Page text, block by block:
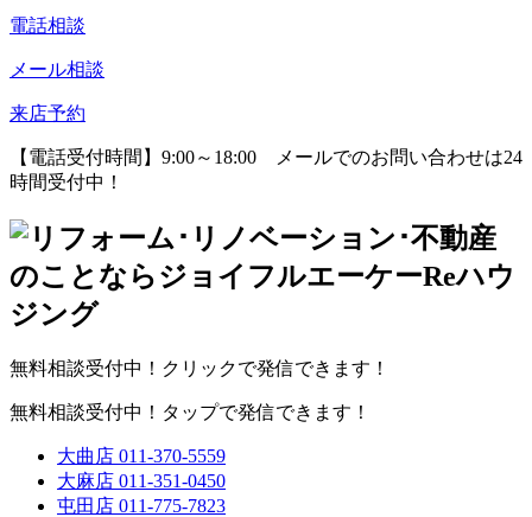
電話相談
メール相談
来店予約
【電話受付時間】9:00～18:00
メールでのお問い合わせは24
時間受付中！
無料相談受付中！クリックで発信できます！
無料相談受付中！タップで発信できます！
大曲店 011-370-5559
大麻店 011-351-0450
屯田店 011-775-7823